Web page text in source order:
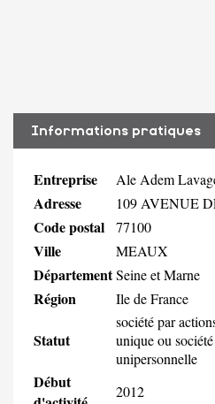
Informations pratiques
Entreprise Ale Adem
Adresse 109 AVENUE
Code postal 77100
Ville MEAUX
DépartementSeine et Marne
Région Ile de France
Statut
société par
unique ou
unipersonnelle
Début
2012